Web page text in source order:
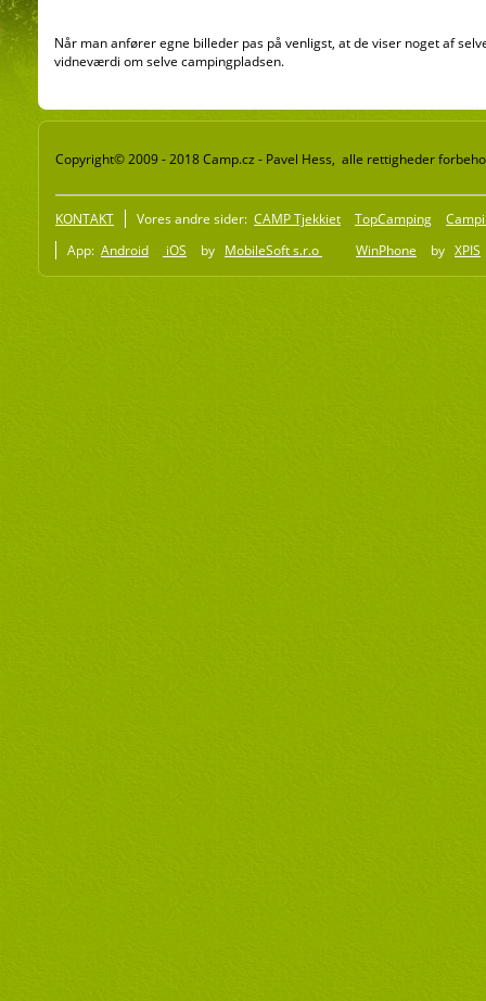
Når man anfører egne billeder pas på venligst, at de viser noget af
vidneværdi om selve campingpladsen.
Copyright© 2009 - 2018 Camp.cz - Pavel Hess, alle rettigheder
KONTAKT Vores andre sider: CAMP Tjekkiet TopCamping
App: Android iOS by MobileSoft s.r.o WinPhone by XPIS